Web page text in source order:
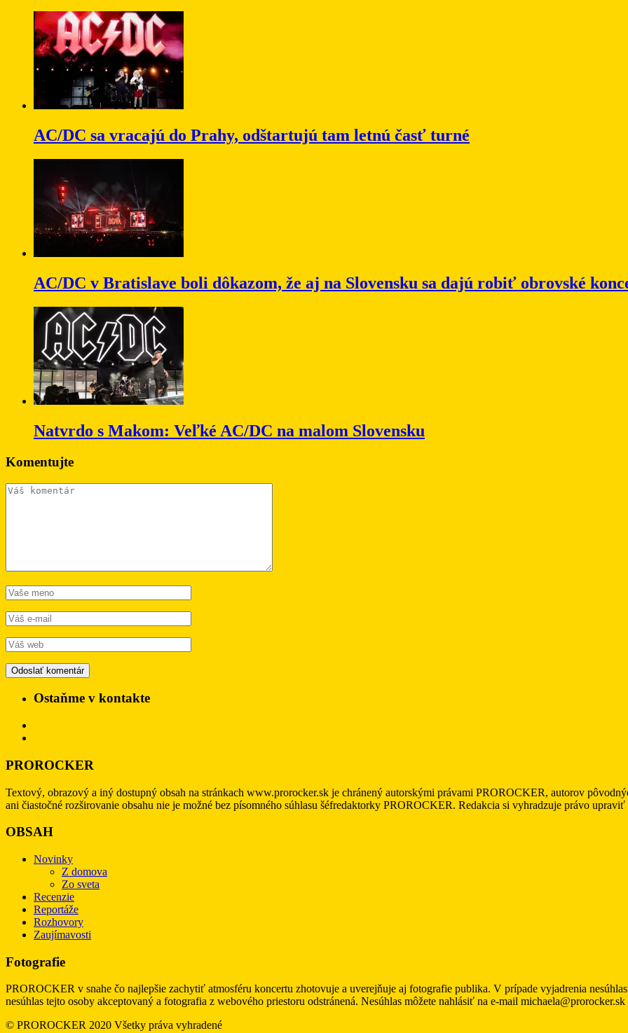
AC/DC sa vracajú do Prahy, odštartujú tam letnú časť turné
AC/DC v Bratislave boli dôkazom, že aj na Slovensku sa dajú robiť obrovské
Natvrdo s Makom: Veľké AC/DC na malom Slovensku
Komentujte
Ostaňme v kontakte
PROROCKER
Textový, obrazový a iný dostupný obsah na stránkach www.prorocker.sk je chránený autorskými právami PROROCKER, autorov
ani čiastočné rozširovanie obsahu nie je možné bez písomného súhlasu šéfredaktorky PROROCKER. Redakcia si vyhradzuje právo
OBSAH
Novinky
Z domova
Zo sveta
Recenzie
Reportáže
Rozhovory
Zaujímavosti
Fotografie
PROROCKER v snahe čo najlepšie zachytiť atmosféru koncertu zhotovuje a uverejňuje aj fotografie publika. V prípade vyjadrenia
nesúhlas tejto osoby akceptovaný a fotografia z webového priestoru odstránená. Nesúhlas môžete nahlásiť na e-mail michaela@prorocker.sk
© PROROCKER 2020 Všetky práva vyhradené